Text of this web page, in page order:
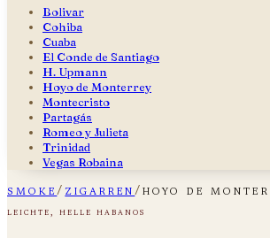
Bolivar
Cohiba
Cuaba
El Conde de Santiago
H. Upmann
Hoyo de Monterrey
Montecristo
Partagás
Romeo y Julieta
Trinidad
Vegas Robaina
smoke/ zigarren/hoyo de
leichte, helle habanos